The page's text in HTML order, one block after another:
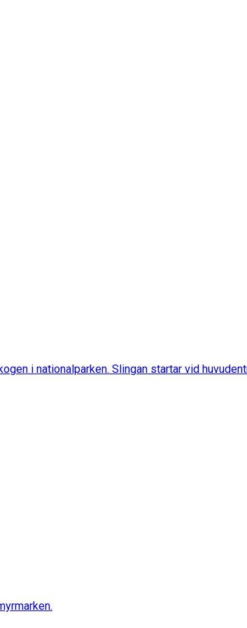
i nationalparken. Slingan startar vid